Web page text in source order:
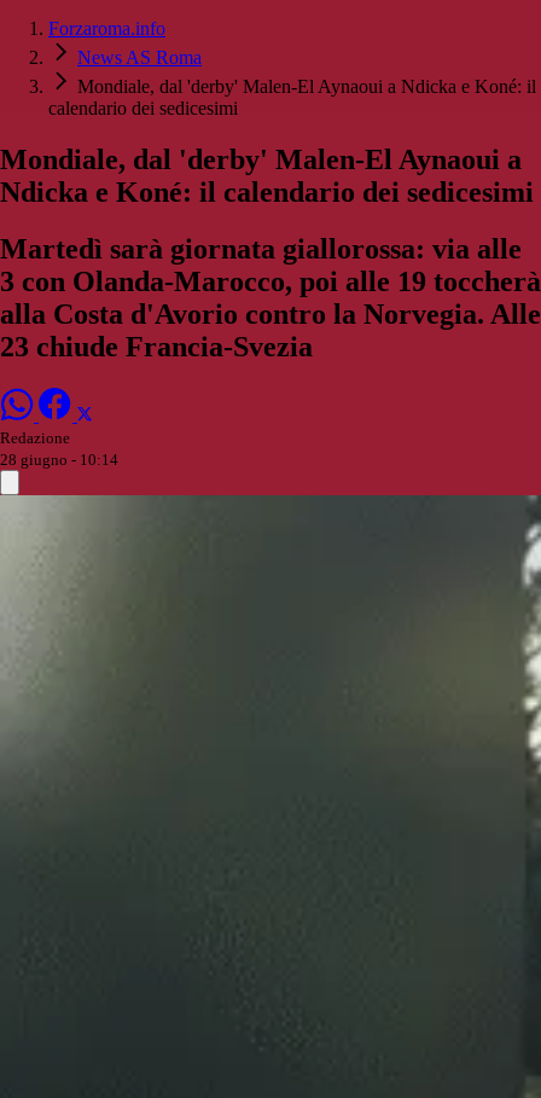
Forzaroma.info
News AS Roma
Mondiale, dal 'derby' Malen-El Aynaoui a Ndicka e Koné: il
calendario dei sedicesimi
Mondiale, dal 'derby' Malen-El Aynaoui a
Ndicka e Koné: il calendario dei sedicesimi
Martedì sarà giornata giallorossa: via alle
3 con Olanda-Marocco, poi alle 19 toccherà
alla Costa d'Avorio contro la Norvegia. Alle
23 chiude Francia-Svezia
Redazione
28 giugno - 10:14